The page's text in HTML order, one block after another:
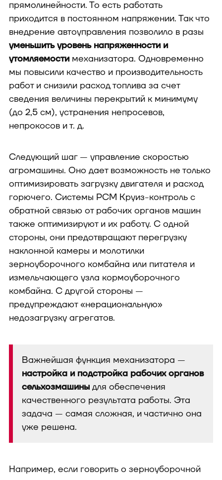
прямолинейности. То есть работать
приходится в постоянном напряжении. Так что
внедрение автоуправления позволило в разы
уменьшить уровень напряженности и
утомляемостимеханизатора. Одновременно
мы повысили качество и производительность
работ и снизили расход топлива за счет
сведения величины перекрытий к минимуму
(до 2,5 см), устранения непросевов,
непрокосов и т. д.
Следующий шаг — управление скоростью
агромашины. Оно дает возможность не только
оптимизировать загрузку двигателя и расход
горючего. Системы РСМ Круиз-контроль с
обратной связью от рабочих органов машин
также оптимизируют и их работу. С одной
стороны, они предотвращают перегрузку
наклонной камеры и молотилки
зерноуборочного комбайна или питателя и
измельчающего узла кормоуборочного
комбайна. С другой стороны —
предупреждают «нерациональную»
недозагрузку агрегатов.
Важнейшая функция механизатора —
настройка и подстройка рабочих органов
сельхозмашины для обеспечения
качественного результата работы. Эта
задача — самая сложная, и частично она
уже решена.
Например, если говорить о зерноуборочной